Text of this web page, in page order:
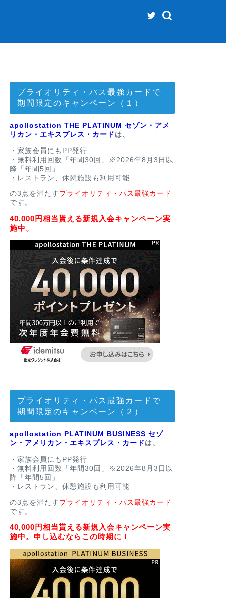
プライオリティ・パス最強カードで
期間限定のキャンペーン（１）
apollostation THE PLATINUM セゾン・アメ
リカン・エキスプレス・カード は、
・家族会員にもPP発行
・無料利用回数「年間30回」※2026年8月3日以
降「年間5回」
・レストラン、休憩施設も利用可能
の3点を満たす プライオリティ・パス最強カード
です。
40,000円相当貰える新規入会キャンペーン実
施中。
プライオリティ・パス最強カードで
期間限定のキャンペーン（２）
apollostation PLATINUM BUSINESS セゾ
ン・アメリカン・エキスプレス・カード は、
・家族会員にもPP発行
・無料利用回数「年間30回」※2026年8月3日以
降「年間5回」
・レストラン、休憩施設も利用可能
の3点を満たす プライオリティ・パス最強カード
です。
40,000円相当貰える新規入会キャンペーン実
施中。申し込むならこの時期に！